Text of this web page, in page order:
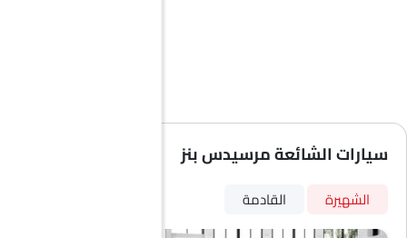
سيارات الشائعة مرسيدس بنز
الشهيرة القادمة